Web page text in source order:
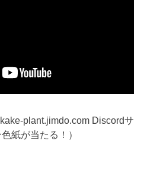
plant.jimdo.com Discordサ
紙が当たる！）